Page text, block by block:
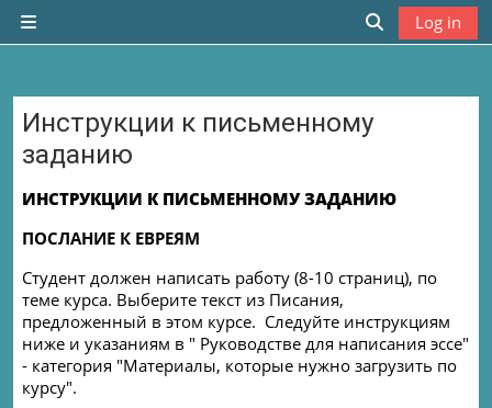
Skip to main content
Side panel
Toggle
Log in
Инструкции к письменному
заданию
Completion requirements
ИНСТРУКЦИИ К ПИСЬМЕННОМУ ЗАДАНИЮ
ПОСЛАНИЕ К ЕВРЕЯМ
Студент должен написать работу (8-10 страниц), по
теме курса. Выберите текст из Писания,
предложенный в этом курсе. Следуйте инструкциям
ниже и указаниям в " Руководстве для написания эссе"
- категория "Материалы, которые нужно загрузить по
курсу".